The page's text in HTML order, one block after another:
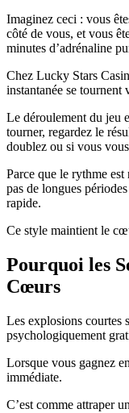
Imaginez ceci : vous
côté de vous, et vous
minutes d’adrénaline
Chez Lucky Stars
instantanée se tournent
Le déroulement du jeu
tourner, regardez le
doublez ou si vous
Parce que le rythme
pas de longues
rapide.
Ce style maintient le
Pourquoi les
Cœurs
Les explosions courtes
psychologiquement
Lorsque vous gagnez
immédiate.
C’est comme attraper